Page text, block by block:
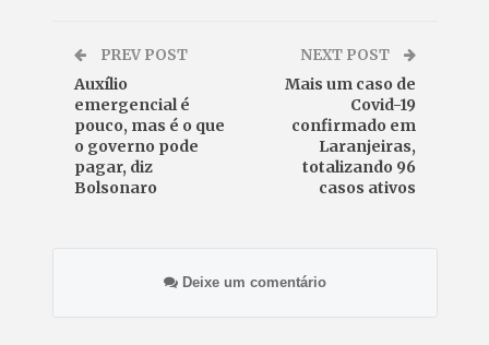
PREV POST
Auxílio
emergencial é
pouco, mas é o que
o governo pode
pagar, diz
Bolsonaro
NEXT POST
Mais um caso de
Covid-19
confirmado em
Laranjeiras,
totalizando 96
casos ativos
Deixe um comentário